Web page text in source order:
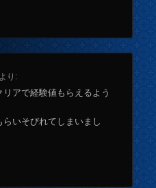
より:
アで経験値もらえるよう
いそびれてしまいまし